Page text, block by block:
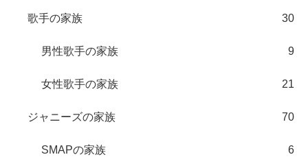
歌手の家族 30
男性歌手の家族 9
女性歌手の家族 21
ジャニーズの家族 70
SMAPの家族 6